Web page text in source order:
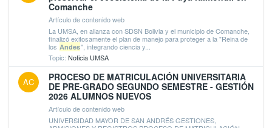
Comanche
Artículo de contenido web
La UMSA, en alianza con SDSN Bolivia y el municipio de Comanche,
finalizó exitosamente el plan de manejo para proteger a la "Reina de
los Andes", integrando ciencia y...
Topic: Noticia UMSA
AC
PROCESO DE MATRICULACIÓN UNIVERSITARIA
DE PRE-GRADO SEGUNDO SEMESTRE - GESTIÓN
2026 ALUMNOS NUEVOS
Artículo de contenido web
UNIVERSIDAD MAYOR DE SAN ANDRÉS GESTIONES,